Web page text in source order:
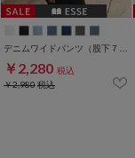
￥2,280 税込
￥2,980税込